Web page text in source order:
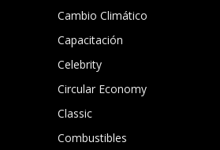
Cambio Climático
Capacitación
Celebrity
Circular Economy
Classic
Combustibles